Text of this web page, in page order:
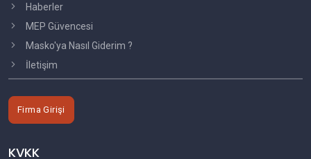
Haberler
MEP Güvencesi
Masko'ya Nasıl Giderim ?
İletişim
Firma Girişi
KVKK